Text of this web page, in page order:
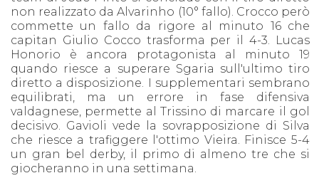
non realizzato da Alvarinho (10° fallo). Crocco però
commette un fallo da rigore al minuto 16 che
capitan Giulio Cocco trasforma per il 4-3. Lucas
Honorio è ancora protagonista al minuto 19
quando riesce a superare Sgaria sull'ultimo tiro
diretto a disposizione. I supplementari sembrano
equilibrati, ma un errore in fase difensiva
valdagnese, permette al Trissino di marcare il gol
decisivo. Gavioli vede la sovrapposizione di Silva
che riesce a trafiggere l'ottimo Vieira. Finisce 5-4
un gran bel derby, il primo di almeno tre che si
giocheranno in una settimana.